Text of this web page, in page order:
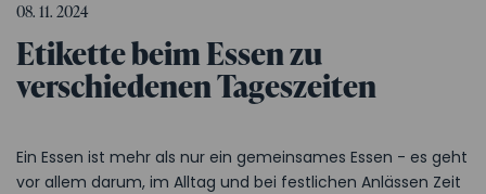
08. 11. 2024
Etikette beim Essen zu
verschiedenen Tageszeiten
Ein Essen ist mehr als nur ein gemeinsames Essen - es geht
vor allem darum, im Alltag und bei festlichen Anlässen Zeit